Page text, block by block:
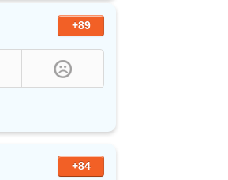
+89
+84